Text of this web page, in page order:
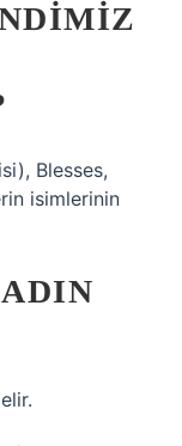
Blesses,
isimlerinin